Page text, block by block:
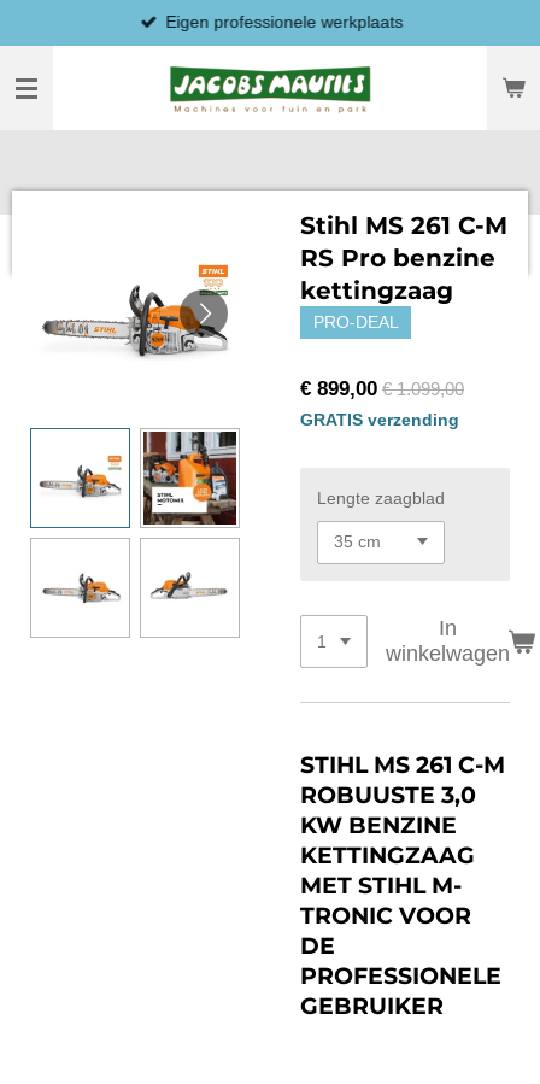
direct
naar
hoofdinhoud
Eigen professionele werkplaats
Stihl MS 261 C-M
RS Pro benzine
kettingzaag
PRO-DEAL
€ 899,00 € 1.099,00
GRATIS verzending
Lengte zaagblad
In
winkelwagen
STIHL MS 261 C-M
ROBUUSTE 3,0
KW BENZINE
KETTINGZAAG
MET STIHL M-
TRONIC VOOR
DE
PROFESSIONELE
GEBRUIKER